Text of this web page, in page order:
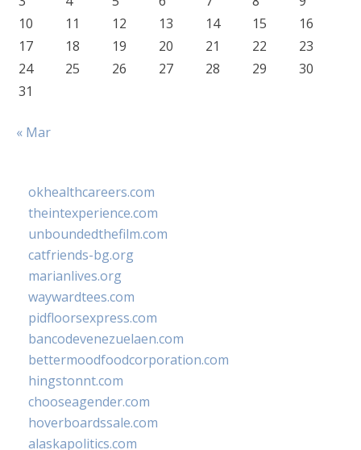
10
11 12 13 14 15
16
17
18 19 20 21 22
23
24
25 26 27 28 29
30
31
« Mar
okhealthcareers.com
theintexperience.com
unboundedthefilm.com
catfriends-bg.org
marianlives.org
waywardtees.com
pidfloorsexpress.com
bancodevenezuelaen.com
bettermoodfoodcorporation.com
hingstonnt.com
chooseagender.com
hoverboardssale.com
alaskapolitics.com